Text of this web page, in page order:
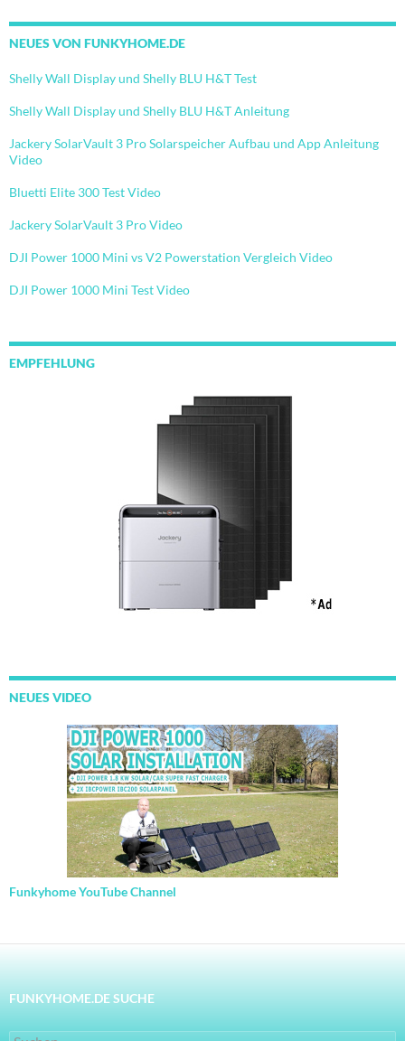
NEUES VON FUNKYHOME.DE
Shelly Wall Display und Shelly BLU H&T Test
Shelly Wall Display und Shelly BLU H&T Anleitung
Jackery SolarVault 3 Pro Solarspeicher Aufbau und App Anleitung
Video
Bluetti Elite 300 Test Video
Jackery SolarVault 3 Pro Video
DJI Power 1000 Mini vs V2 Powerstation Vergleich Video
DJI Power 1000 Mini Test Video
EMPFEHLUNG
NEUES VIDEO
Funkyhome YouTube Channel
FUNKYHOME.DE SUCHE
Suchen